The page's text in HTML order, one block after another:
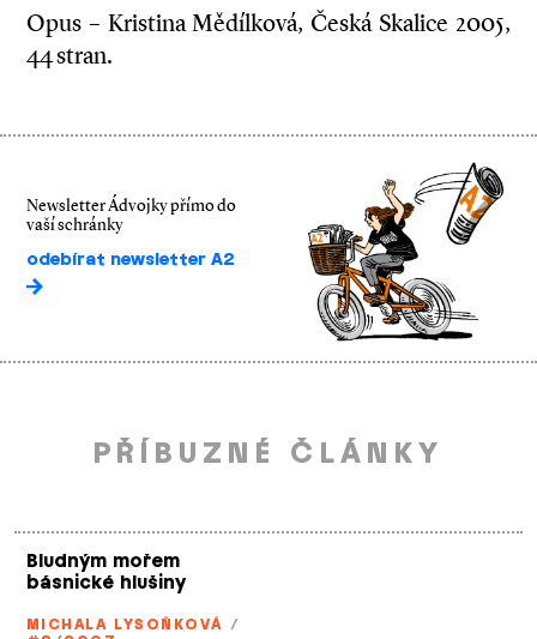
Opus – Kristina Mědílková, Česká Skalice 2005,
44 stran.
Newsletter Ádvojky přímo do
vaší schránky
odebírat newsletter A2
PŘÍBUZNÉ ČLÁNKY
Bludným mořem
básnické hlušiny
MICHALA LYSOŇKOVÁ /